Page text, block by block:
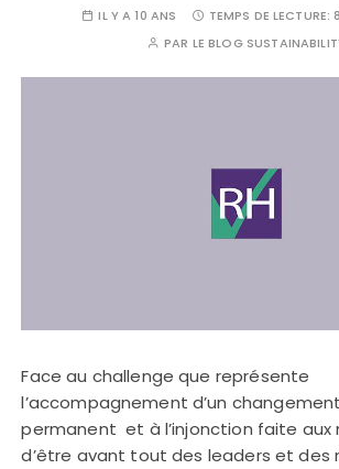
IL Y A 10 ANS TEMPS DE LECTURE:
PAR LE BLOG
Face au challenge que représente
l’accompagnement d’un
permanent et à l’injonction faite aux
d’être avant tout des leaders et des